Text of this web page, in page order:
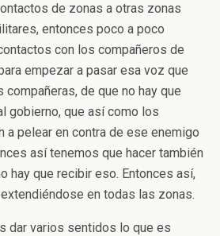
de zonas a otras zonas
entonces poco a poco
con los compañeros de
empezar a pasar esa voz que
de que no hay que
gobierno, que así como los
a pelear en contra de ese enemigo
así tenemos que hacer también
hay que recibir eso. Entonces así,
en todas las zonas.
dar varios sentidos lo que es